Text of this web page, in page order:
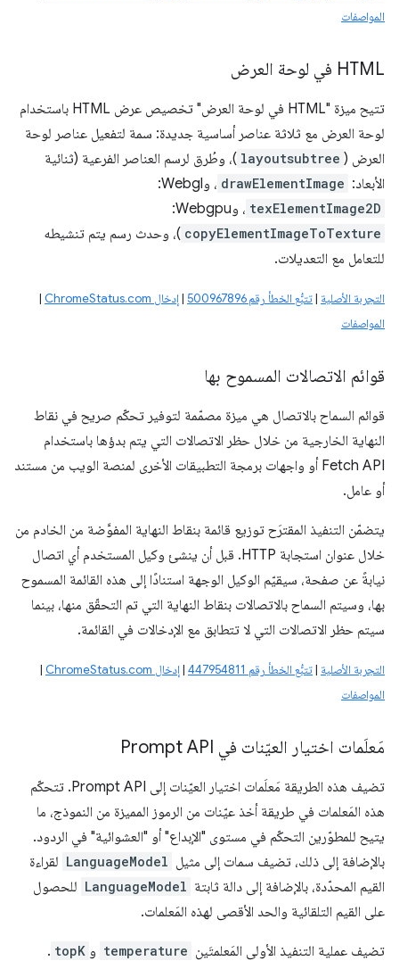
المواصفات
‫HTML في لوحة العرض
تتيح ميزة "HTML في لوحة العرض" تخصيص عرض HTML باستخدام
لوحة العرض مع ثلاثة عناصر أساسية جديدة: سمة لتفعيل عناصر لوحة
العرض ( layoutsubtree )، وطُرق لرسم العناصر الفرعية (ثنائية
الأبعاد: drawElementImage ، وWebgl: ‏
texElementImage2D ، وWebgpu:‏
copyElementImageToTexture )، وحدث رسم يتم تنشيطه
للتعامل مع التعديلات.
التجربة الأصلية |تتبُّع الخطأ رقم 500967896 |إدخال ChromeStatus.com
|
المواصفات
قوائم الاتصالات المسموح بها
قوائم السماح بالاتصال هي ميزة مصمّمة لتوفير تحكّم صريح في نقاط
النهاية الخارجية من خلال حظر الاتصالات التي يتم بدؤها باستخدام
Fetch API أو واجهات برمجة التطبيقات الأخرى لمنصة الويب من مستند
أو عامل.
يتضمّن التنفيذ المقترَح توزيع قائمة بنقاط النهاية المفوَّضة من الخادم من
خلال عنوان استجابة HTTP. قبل أن ينشئ وكيل المستخدم أي اتصال
نيابةً عن صفحة، سيقيّم الوكيل الوجهة استنادًا إلى هذه القائمة المسموح
بها، وسيتم السماح بالاتصالات بنقاط النهاية التي تم التحقّق منها، بينما
سيتم حظر الاتصالات التي لا تتطابق مع الإدخالات في القائمة.
التجربة الأصلية |تتبُّع الخطأ رقم 447954811 |إدخال ChromeStatus.com
|
المواصفات
مَعلَمات اختيار العيّنات في Prompt API
تضيف هذه الطريقة مَعلَمات اختيار العيّنات إلى Prompt API. تتحكّم
هذه المَعلمات في طريقة أخذ عيّنات من الرموز المميزة من النموذج، ما
يتيح للمطوّرين التحكّم في مستوى "الإبداع" أو "العشوائية" في الردود.
بالإضافة إلى ذلك، تضيف سمات إلى مثيل LanguageModel لقراءة
القيم المحدّدة، بالإضافة إلى دالة ثابتة LanguageModel للحصول
على القيم التلقائية والحد الأقصى لهذه المَعلمات.
تضيف عملية التنفيذ الأولى المَعلمتَين temperature و topK
.